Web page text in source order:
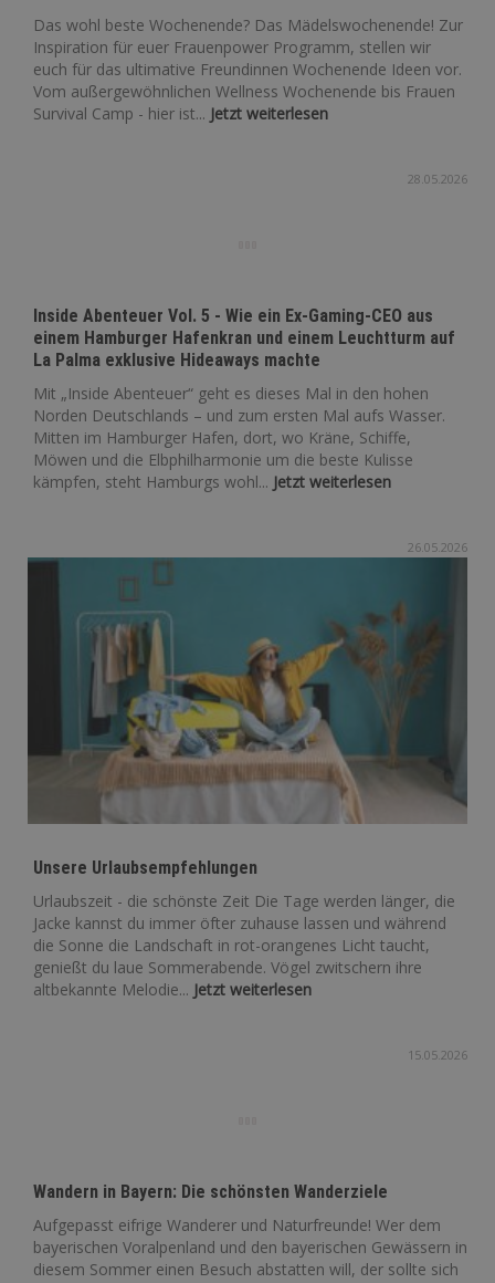
Das wohl beste Wochenende? Das Mädelswochenende! Zur
Inspiration für euer Frauenpower Programm, stellen wir
euch für das ultimative Freundinnen Wochenende Ideen vor.
Vom außergewöhnlichen Wellness Wochenende bis Frauen
Survival Camp - hier ist... Jetzt weiterlesen
28.05.2026
Inside Abenteuer Vol. 5 - Wie ein Ex-Gaming-CEO aus
einem Hamburger Hafenkran und einem Leuchtturm auf
La Palma exklusive Hideaways machte
Mit „Inside Abenteuer“ geht es dieses Mal in den hohen
Norden Deutschlands – und zum ersten Mal aufs Wasser.
Mitten im Hamburger Hafen, dort, wo Kräne, Schiffe,
Möwen und die Elbphilharmonie um die beste Kulisse
kämpfen, steht Hamburgs wohl... Jetzt weiterlesen
26.05.2026
Unsere Urlaubsempfehlungen
Urlaubszeit - die schönste Zeit Die Tage werden länger, die
Jacke kannst du immer öfter zuhause lassen und während
die Sonne die Landschaft in rot-orangenes Licht taucht,
genießt du laue Sommerabende. Vögel zwitschern ihre
altbekannte Melodie... Jetzt weiterlesen
15.05.2026
Wandern in Bayern: Die schönsten Wanderziele
Aufgepasst eifrige Wanderer und Naturfreunde! Wer dem
bayerischen Voralpenland und den bayerischen Gewässern in
diesem Sommer einen Besuch abstatten will, der sollte sich